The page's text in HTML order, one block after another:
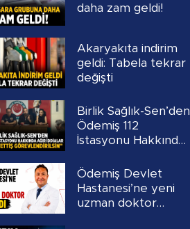
daha zam geldi!
Akaryakıta indirim
geldi: Tabela tekrar
değişti
Birlik Sağlık-Sen’den
Ödemiş 112
İstasyonu Hakkında
“Başmüfettiş
Görevlendirilsin”
Ödemiş Devlet
Hastanesi’ne yeni
uzman doktor